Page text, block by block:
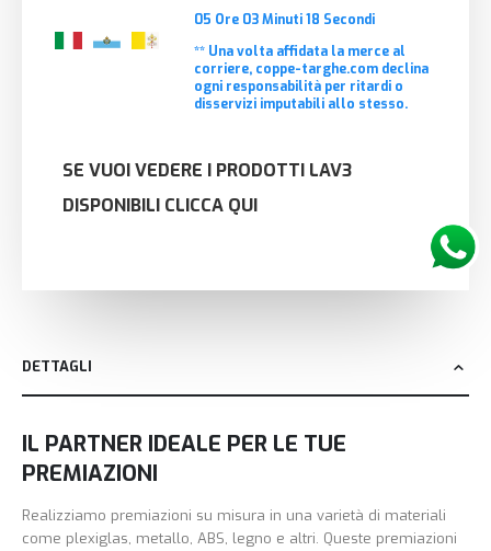
05 Ore 03Minuti18 Secondi
** Una volta affidata la merce al
corriere, coppe-targhe.com declina
ogni responsabilità per ritardi o
disservizi imputabili allo stesso.
SE VUOI VEDERE I PRODOTTI LAV3
DISPONIBILI CLICCA QUI
DETTAGLI
IL PARTNER IDEALE PER LE TUE
PREMIAZIONI
Realizziamo premiazioni su misura in una varietà di materiali
come plexiglas, metallo, ABS, legno e altri. Queste premiazioni